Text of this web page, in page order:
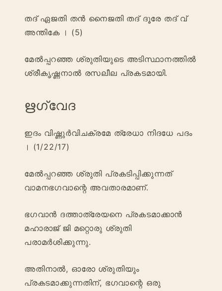
തദ് ഏജതി തൻ നൈജതി തദ് ദൂരേ തദ് വ്
അന്തികേ । (5)
മേൽപ്പറഞ്ഞ ശ്രുതിയുടെ അടിസ്ഥാനത്തിൽ
ശ്രീകൃഷ്ണനാൽ രസലീല പ്രകടമായി.
ഋഗ്വേദ
ഇദം വിഷ്ണുർവിചക്രമേ ത്രേധാ നിദധേ പദം
। (1/22/17)
മേൽപ്പറഞ്ഞ ശ്രുതി പ്രകടിപ്പിക്കുന്നത്
വാമനഭഗവാന്റെ അവതാരമാണ്.
ഭഗവാൻ ദത്താത്രേയനെ പ്രകടമാക്കാൻ
മഹാരാജ് ജി മറ്റൊരു ശ്രുതി
പരാമർശിക്കുന്നു.
അതിനാൽ, ഓരോ ശ്രുതിയും
പ്രകടമാക്കുന്നതിന്, ഭഗവാന്റെ ഒരു